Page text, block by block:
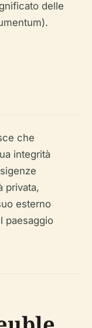
delle
che
integrità
privata,
esterno
paesaggio